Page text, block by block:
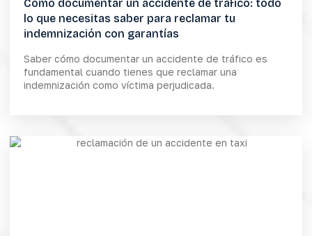
Cómo documentar un accidente de tráfico: todo
lo que necesitas saber para reclamar tu
indemnización con garantías
Saber cómo documentar un accidente de tráfico es
fundamental cuando tienes que reclamar una
indemnización como víctima perjudicada.